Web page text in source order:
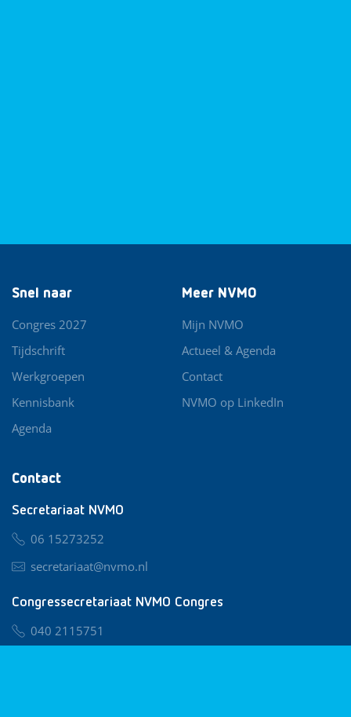
Contact
Secretariaat NVMO
06 15273252
secretariaat@nvmo.nl
Congressecretariaat NVMO Congres
040 2115751
Snel naar
Congres 2027
Tijdschrift
Werkgroepen
Kennisbank
Agenda
Meer NVMO
Mijn NVMO
Actueel & Agenda
Contact
NVMO op LinkedIn